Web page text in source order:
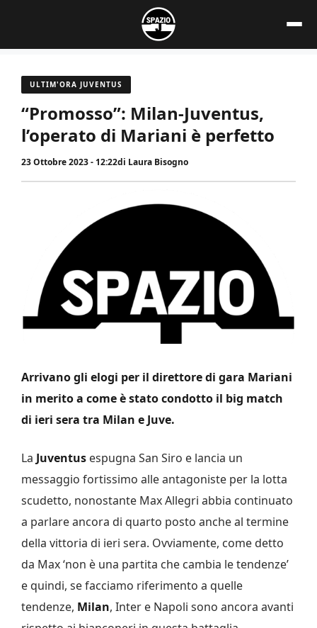
contenuto
ULTIM'ORA JUVENTUS
“Promosso”: Milan-Juventus,
l’operato di Mariani è perfetto
23 Ottobre 2023 - 12:22di Laura Bisogno
Arrivano gli elogi per il direttore di gara Mariani
in merito a come è stato condotto il big match
di ieri sera tra Milan e Juve.
La Juventus espugna San Siro e lancia un
messaggio fortissimo alle antagoniste per la lotta
scudetto, nonostante Max Allegri abbia continuato
a parlare ancora di quarto posto anche al termine
della vittoria di ieri sera. Ovviamente, come detto
da Max ‘non è una partita che cambia le tendenze’
e quindi, se facciamo riferimento a quelle
tendenze, Milan, Inter e Napoli sono ancora avanti